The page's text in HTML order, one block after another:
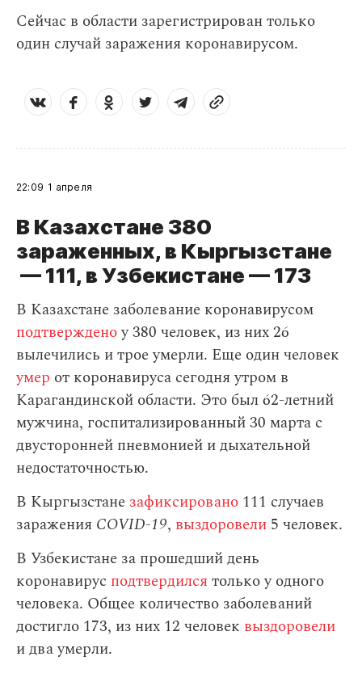
Сейчас в области зарегистрирован только
один случай заражения коронавирусом.
22:09 1 апреля
В Казахстане 380
зараженных, в Кыргызстане
— 111, в Узбекистане — 173
В Казахстане заболевание коронавирусом
подтвержденоу 380 человек, из них 26
вылечились и трое умерли. Еще один человек
умер от коронавируса сегодня утром в
Карагандинской области. Это был 62-летний
мужчина, госпитализированный 30 марта с
двусторонней пневмонией и дыхательной
недостаточностью.
В Кыргызстане зафиксировано 111 случаев
заражения СOVID-19, выздоровели 5 человек.
В Узбекистане за прошедший день
коронавирус подтвердился только у одного
человека. Общее количество заболеваний
достигло 173, из них 12 человек выздоровели
и два умерли.